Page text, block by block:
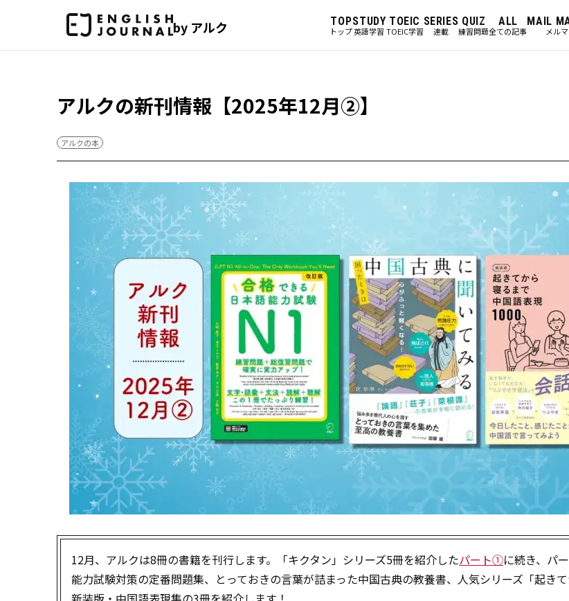
by アルク TOP
トップ
STUDY
英語学習
TOEIC
TOEIC学習
SERIES
連載
QUIZ
練習問題
ALL
全ての記事
MAIL
メル
アルクの新刊情報【2025年12月②】
アルクの本
12月、アルクは8冊の書籍を刊行します。「キクタン」シリーズ5冊を紹介したパート①に続き、パ
能力試験対策の定番問題集、とっておきの言葉が詰まった中国古典の教養書、人気シリーズ「起き